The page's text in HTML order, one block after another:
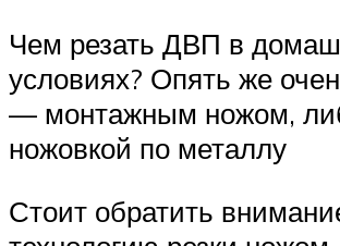
Чем резать ДВП в
условиях? Опять же
— монтажным ножом,
ножовкой по металлу
Стоит обратить